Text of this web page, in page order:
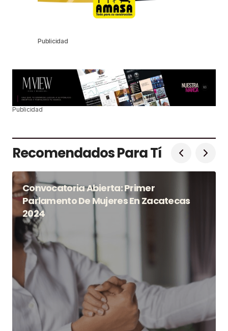
Publicidad
Publicidad
Recomendados Para Tí
Convocatoria Abierta: Primer
Parlamento De Mujeres En Zacatecas
2024